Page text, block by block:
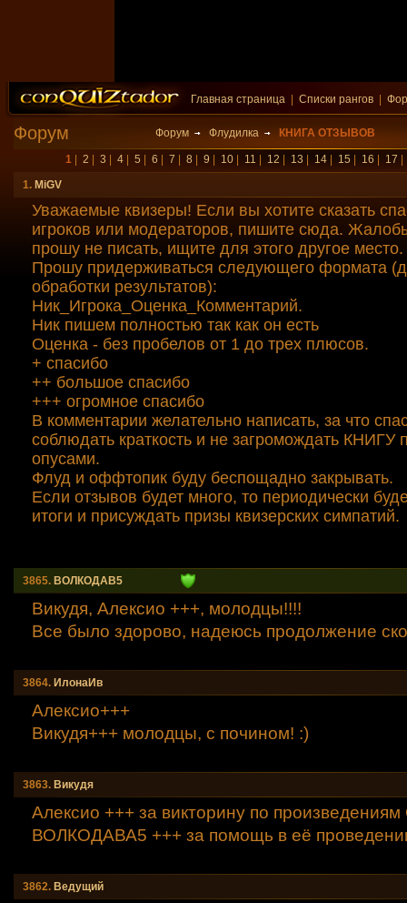
Главная страница Списки рангов
Форум Форум Флудилка КНИГА ОТЗЫВОВ
1 |2 |3 |4 |5 |6 |7 |8 |9 10 11 12 13 |14 15 16 17
1. MiGV
Уважаемые квизеры! Если вы хотите сказать
игроков или модераторов, пишите сюда.
прошу не писать, ищите для этого другое место.
Прошу придерживаться следующего формата
обработки результатов):
Ник_Игрока_Оценка_Комментарий.
Ник пишем полностью так как он есть
Оценка - без пробелов от 1 до трех плюсов.
+ спасибо
++ большое спасибо
+++ огромное спасибо
В комментарии желательно написать, за что
соблюдать краткость и не загромождать КНИГУ
опусами.
Флуд и оффтопик буду беспощадно закрывать.
Если отзывов будет много, то периодически
итоги и присуждать призы квизерских симпатий.
3865. ВОЛКОДАВ5
Викудя, Алексио +++, молодцы!!!!
Все было здорово, надеюсь продолжение
3864. ИлонаИв
Алексио+++
Викудя+++ молодцы, с почином! :)
3863. Викудя
Алексио +++ за викторину по
ВОЛКОДАВА5 +++ за помощь в её
3862. Ведyщий